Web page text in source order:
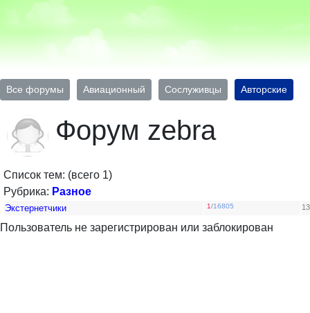
Все форумы Авиационный Сослуживцы Авторские
Форум zebra
Список тем: (всего 1)
Рубрика: Разное
Экстернетчики 1/16805
Пользователь не зарегистрирован или заблокирован